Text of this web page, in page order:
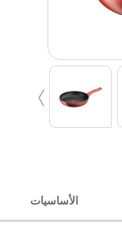
›
الأساسيات